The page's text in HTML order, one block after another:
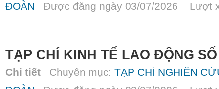
ĐOÀN Được đăng ngày 03/07/2026 Lượt
TẠP CHÍ KINH TẾ LAO ĐỘNG
Chi tiết Chuyên mục: TẠP CHÍ NGHIÊN